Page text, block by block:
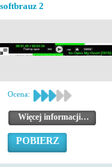
softbrauz 2
Ocena:
Więcej informacji…
POBIERZ